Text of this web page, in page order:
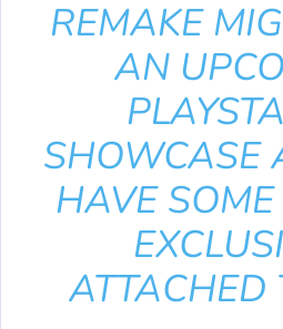
REMAKE
AN
SHOWCASE
HAVE
ATTACHED